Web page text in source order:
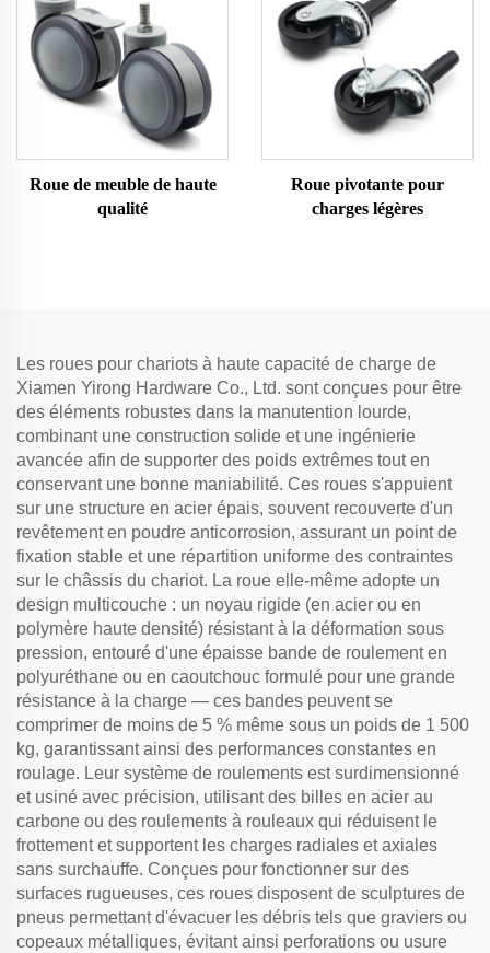
Roue de meuble de haute
qualité
Roue pivotante pour
charges légères
Les roues pour chariots à haute capacité de charge de
Xiamen Yirong Hardware Co., Ltd. sont conçues pour être
des éléments robustes dans la manutention lourde,
combinant une construction solide et une ingénierie
avancée afin de supporter des poids extrêmes tout en
conservant une bonne maniabilité. Ces roues s'appuient
sur une structure en acier épais, souvent recouverte d'un
revêtement en poudre anticorrosion, assurant un point de
fixation stable et une répartition uniforme des contraintes
sur le châssis du chariot. La roue elle-même adopte un
design multicouche : un noyau rigide (en acier ou en
polymère haute densité) résistant à la déformation sous
pression, entouré d'une épaisse bande de roulement en
polyuréthane ou en caoutchouc formulé pour une grande
résistance à la charge — ces bandes peuvent se
comprimer de moins de 5 % même sous un poids de 1 500
kg, garantissant ainsi des performances constantes en
roulage. Leur système de roulements est surdimensionné
et usiné avec précision, utilisant des billes en acier au
carbone ou des roulements à rouleaux qui réduisent le
frottement et supportent les charges radiales et axiales
sans surchauffe. Conçues pour fonctionner sur des
surfaces rugueuses, ces roues disposent de sculptures de
pneus permettant d'évacuer les débris tels que graviers ou
copeaux métalliques, évitant ainsi perforations ou usure